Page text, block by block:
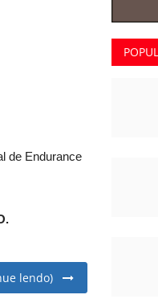
de Endurance
lendo)